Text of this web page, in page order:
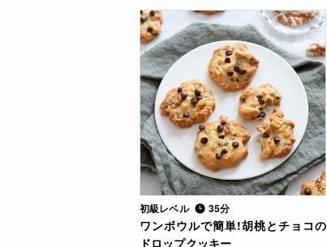
初級レベル 35分
ワンボウルで簡単!胡桃とチョコの
ドロップクッキー